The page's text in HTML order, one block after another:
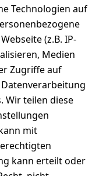
Technologien auf
(z.B. IP-
Medien
Zugriffe auf
Wir teilen diese
mit
kann erteilt oder